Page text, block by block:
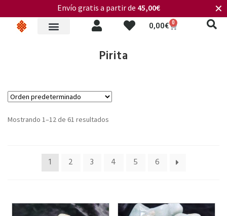
0,00€ 0
Pirita
Envío gratis a partir de 45,00€ ✕
Mostrando 1–12 de 61 resultados
1 2 3 4 5 6